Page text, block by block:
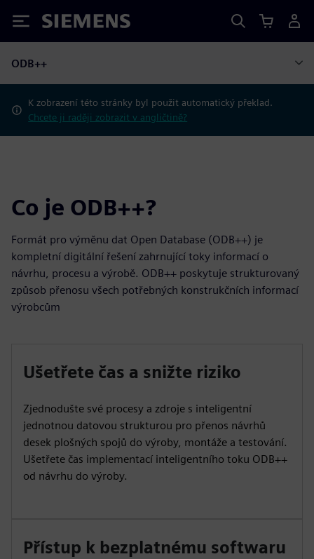
Siemens
ODB++
K zobrazení této stránky byl použit automatický překlad.
Chcete ji raději zobrazit v angličtině?
Co je ODB++?
Formát pro výměnu dat Open Database (ODB++) je
kompletní digitální řešení zahrnující toky informací o
návrhu, procesu a výrobě. ODB++ poskytuje strukturovaný
způsob přenosu všech potřebných konstrukčních informací
výrobcům
Ušetřete čas a snižte riziko
Zjednodušte své procesy a zdroje s inteligentní
jednotnou datovou strukturou pro přenos návrhů
desek plošných spojů do výroby, montáže a testování.
Ušetřete čas implementací inteligentního toku ODB++
od návrhu do výroby.
Přístup k bezplatnému softwaru